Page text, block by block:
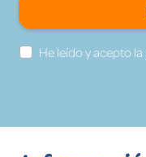
He leído y acepto la